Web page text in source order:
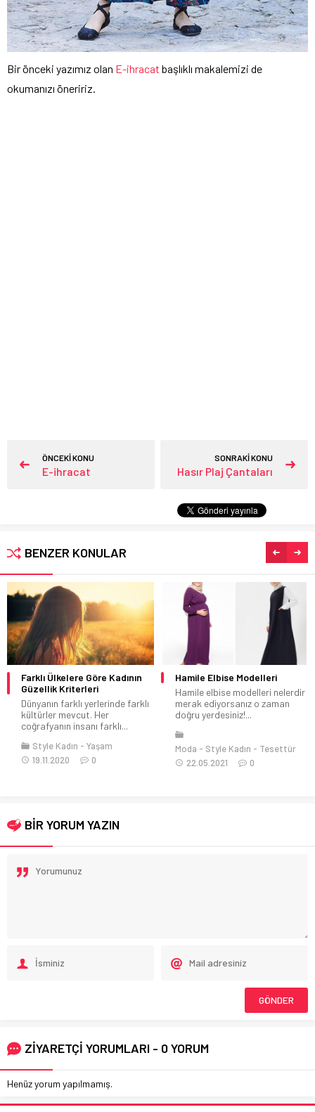
Bir önceki yazımız olan E-ihracat başlıklı makalemizi de
okumanızı öneririz.
ÖNCEKİ KONU
E-ihracat
SONRAKİ KONU
Hasır Plaj Çantaları
BENZER KONULAR
Farklı Ülkelere Göre Kadının
Güzellik Kriterleri
Dünyanın farklı yerlerinde farklı
kültürler mevcut. Her
coğrafyanın insanı farklı...
Style Kadın
Yaşam
19.11.2020
0
Hamile Elbise Modelleri
Hamile elbise modelleri nelerdir
merak ediyorsanız o zaman
doğru yerdesiniz!...
Moda Style Kadın
Tesettür
22.05.2021
0
BİR YORUM YAZIN
ZİYARETÇİ YORUMLARI - 0 YORUM
Henüz yorum yapılmamış.